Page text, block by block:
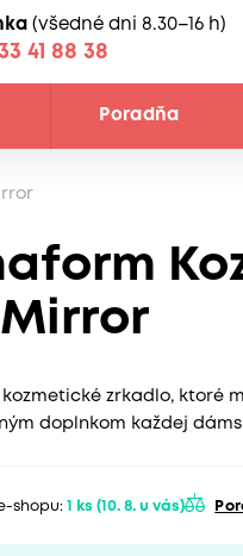
(všedné dni 8.30–16 h)
41 88 38
Poradňa
zrkadlo, ktoré
doplnkom každej
shopu: 1 ks (10. 8. u vás)